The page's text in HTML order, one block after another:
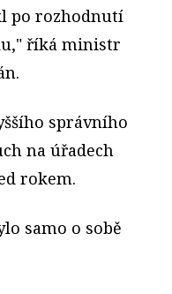
po rozhodnutí
říká ministr
správního
na úřadech
rokem.
samo o sobě